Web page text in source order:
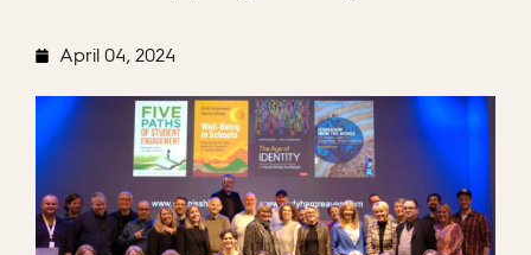
April 04, 2024